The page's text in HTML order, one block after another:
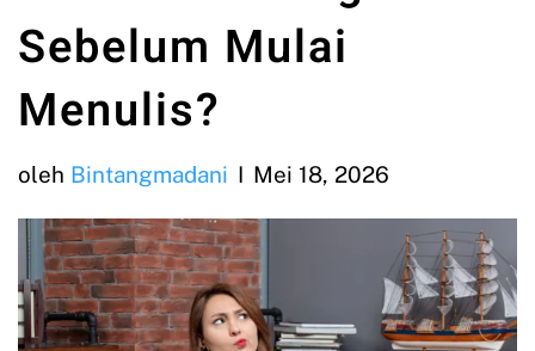
Sebelum Mulai
Menulis?
oleh Bintangmadani Mei 18, 2026